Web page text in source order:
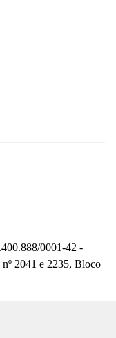
0001-42 -
2041 e 2235, Bloco